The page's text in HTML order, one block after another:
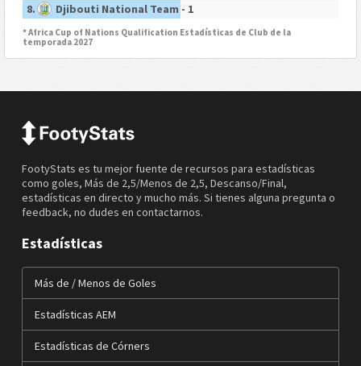
8.
Djibouti National Team - 1
* Africa Cup of Nations Qualification Estadísticas de Club de la
temporada 2027
FootyStats es tu mejor fuente de recursos para estadísticas
como goles, Más de 2,5/Menos de 2,5, Descanso/Final,
estadísticas en directo y mucho más. Si tienes alguna pregunta o
feedback, no dudes en contactarnos.
Estadísticas
Más de / Menos de Goles
Estadísticas AEM
Estadísticas de Córners